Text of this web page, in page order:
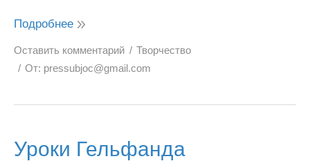
Подробнее
Оставить комментарий
Творчество
От: pressubjoc@gmail.com
Уроки Гельфанда